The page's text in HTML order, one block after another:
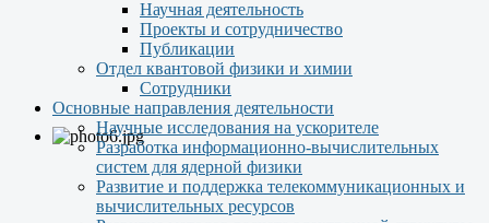
Научная деятельность
Проекты и сотрудничество
Публикации
Отдел квантовой физики и химии
Сотрудники
Основные направления деятельности
Научные исследования на ускорителе
Разработка информационно-вычислительных
систем для ядерной физики
Развитие и поддержка телекоммуникационных и
вычислительных ресурсов